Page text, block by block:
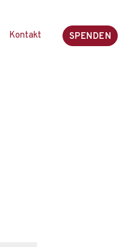
Kontakt SPENDEN